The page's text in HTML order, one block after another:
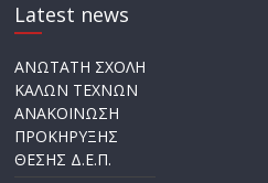
Latest news
ΑΝΩΤΑΤΗ ΣΧΟΛΗ
ΚΑΛΩΝ ΤΕΧΝΩΝ
ΑΝΑΚΟΙΝΩΣΗ
ΠΡΟΚΗΡΥΞΗΣ
ΘΕΣΗΣ Δ.Ε.Π.